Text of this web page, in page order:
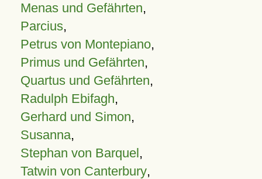
Menas und Gefährten,
Parcius,
Petrus von Montepiano,
Primus und Gefährten,
Quartus und Gefährten,
Radulph Ebifagh,
Gerhard und Simon,
Susanna,
Stephan von Barquel,
Tatwin von Canterbury,